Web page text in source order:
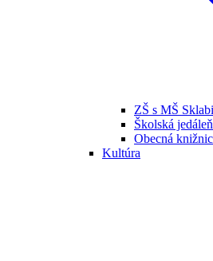
ZŠ s MŠ
Školská
Obecná
Kultúra